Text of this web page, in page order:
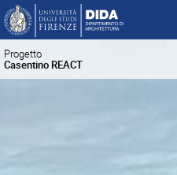
Progetto
Casentino REACT